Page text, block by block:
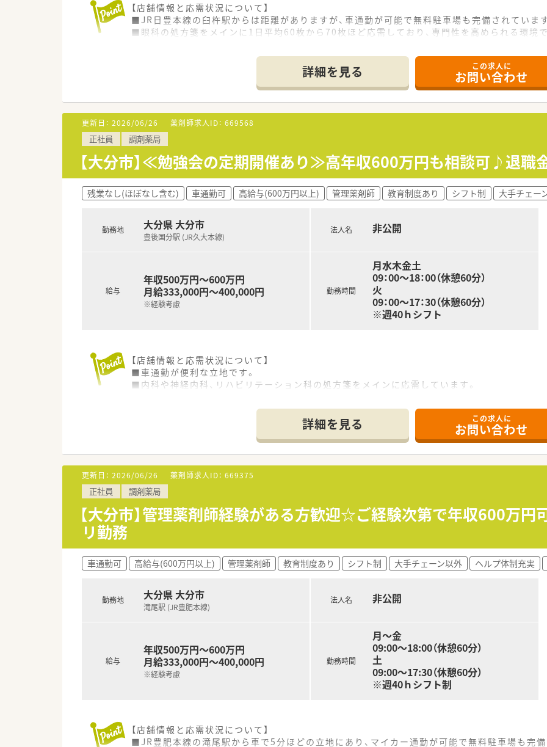
【店舗情報と応需状況について】
■JR日豊本線の臼杵駅からは距離がありますが、車通勤が可能で無料駐車場も完備されていま
■眼科の処方箋をメインに1日平均60枚から70枚ほど応需しており、専門性を高められる環境
■全国規模のネットワークを持つ大手グループの一員として、九州エリアでも強固な基盤を築
■最新の調剤機器や電子薬歴などのDXを推進し、業務効率化と働きやすさの向上に注力してい
■地域医療を支えるため、健康サポート薬局の認定取得や地域連携活動にも積極的に取り組ん
【勤務実態について】
■年間休日は120日以上確保されており、仕事とプライベートのメリハリをつけて働くことが
■有給休暇の平均取得日数は9日以上と高く、休暇を取りやすい風土が醸成されているため安心
■始業前の準備時間も勤務時間としてカウントされるなど、適正な労務管理が徹底されており
詳細を見る この求人に
お問い合わせ
更新日： 2026/06/26 薬剤師求人ID： 669568
正社員 調剤薬局
【大分市】≪勉強会の定期開催あり≫高年収600万円も相談可♪退職
残業なし(ほぼなし含む) 車通勤可 高給与(600万円以上) 管理薬剤師 教育制度あり シフト制 大手チェー
勤務地 大分県 大分市
豊後国分駅 (JR久大本線)
給与
年収500万円～600万円
月給333,000円～400,000円
※経験考慮
法人名 非公開
勤務時間
月水木金土
09：00～18：00（休憩60分）
火
09：00～17：30（休憩60分）
※週40ｈシフト
【店舗情報と応需状況について】
■車通勤が便利な立地です。
■内科や神経内科、リハビリテーション科の処方箋をメインに応需しています。
■大手グループの一員として安定した経営基盤を持ち、九州エリアで展開しています。
■3年未満の離職率は5％程度と非常に低く、長く働きやすい環境が自慢の企業です。
■地域連携薬局や健康サポート薬局の認定取得にも、会社全体で積極的に取り組んでいます。
【求人情報について】
■経験次第では年収600万円の相談が可能であり、高収入を目指せる好条件の求人です。
■年間休日は120日以上確保されており、プライベートの時間も大切にできる環境です。
■住宅手当や家族手当などの諸手当も充実しており、生活面も安心して働けます。
詳細を見る この求人に
お問い合わせ
更新日： 2026/06/26 薬剤師求人ID： 669375
正社員 調剤薬局
【大分市】管理薬剤師経験がある方歓迎☆ご経験次第で年収600万
リ勤務
車通勤可 高給与(600万円以上) 管理薬剤師 教育制度あり シフト制 大手チェーン以外 ヘルプ体制充実
勤務地 大分県 大分市
滝尾駅 (JR豊肥本線)
給与
年収500万円～600万円
月給333,000円～400,000円
※経験考慮
法人名 非公開
勤務時間
月～金
09:00～18:00（休憩60分）
土
09:00～17:30（休憩60分）
※週40ｈシフト制
【店舗情報と応需状況について】
■JR豊肥本線の滝尾駅から車で5分ほどの立地にあり、マイカー通勤が可能で無料駐車場も完